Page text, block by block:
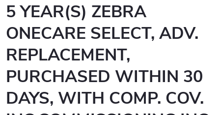
5 YEAR(S) ZEBRA
ONECARE SELECT, ADV.
REPLACEMENT,
PURCHASED WITHIN 30
DAYS, WITH COMP. COV.